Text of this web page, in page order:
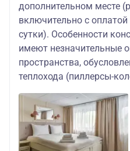
дополнительном месте
включительно с
сутки). Особенности
имеют незначительные
пространства,
теплохода (пиллерсы-